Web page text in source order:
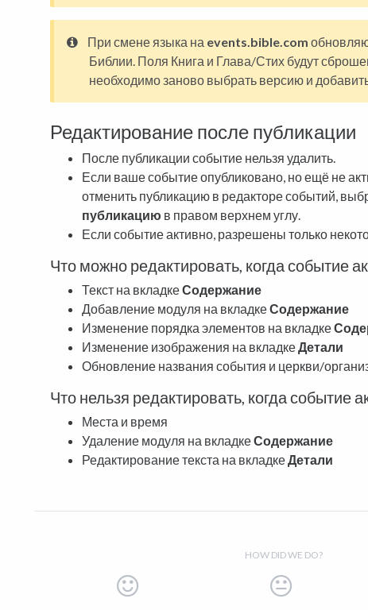
При смене языка на events.bible.com
Библии. Поля Книга и Глава/Стих будут
необходимо заново выбрать версию и
Редактирование после публикации
После публикации событие нельзя удалить.
Если ваше событие опубликовано, но ещё не
отменить публикацию в редакторе событий,
публикацию в правом верхнем углу.
Если событие активно, разрешены только
Что можно редактировать, когда событие
Текст на вкладкеСодержание
Добавление модуля на вкладкеСодержание
Изменение порядка элементов на вкладке
Изменение изображения на вкладке Детали
Обновление названия события и церкви/
Что нельзя редактировать, когда событие
Места и время
Удаление модуля на вкладкеСодержание
Редактирование текста на вкладке Детали
HOW DID WE DO?